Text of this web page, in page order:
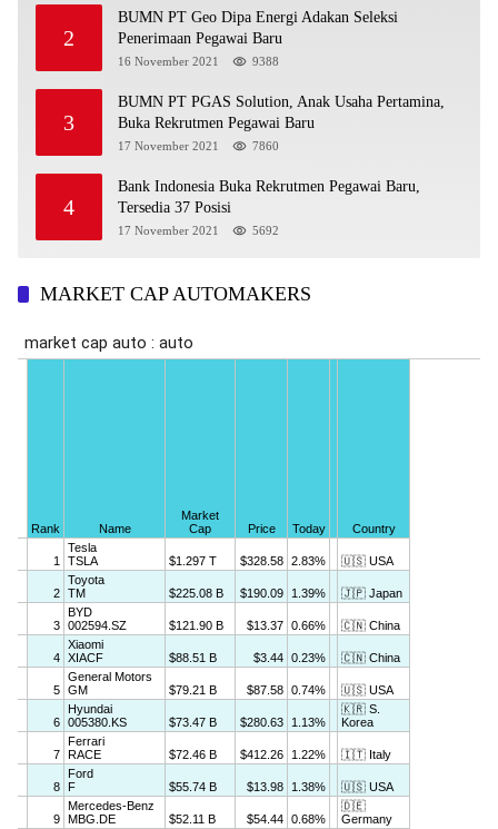
2
BUMN PT Geo Dipa Energi Adakan Seleksi
Penerimaan Pegawai Baru
16 November 2021 9388
3
BUMN PT PGAS Solution, Anak Usaha Pertamina,
Buka Rekrutmen Pegawai Baru
17 November 2021 7860
4
Bank Indonesia Buka Rekrutmen Pegawai Baru,
Tersedia 37 Posisi
17 November 2021 5692
MARKET CAP AUTOMAKERS